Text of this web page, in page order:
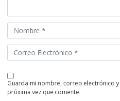
guarda mi nombre, correo electrónico y web en este navegador para la
próxima vez que comente.